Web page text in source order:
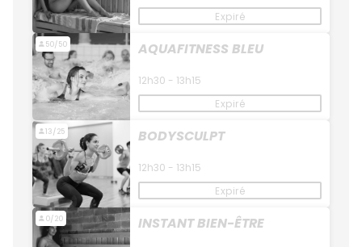
Expiré
50/50 AQUAFITNESS BLEU
12h30 - 13h15
Expiré
13/25 BODYSCULPT
12h30 - 13h15
Expiré
0/20 INSTANT BIEN-ÊTRE